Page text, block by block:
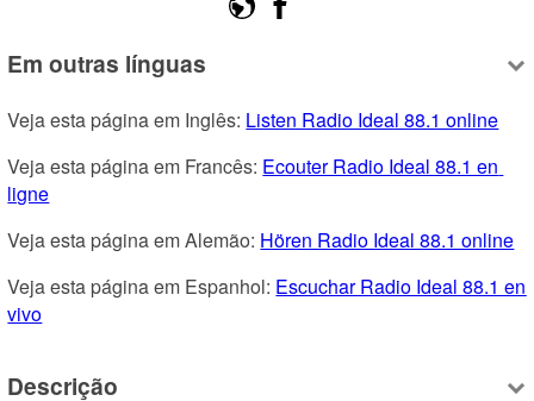
Em outras línguas
Veja esta página em Inglês: Listen Radio Ideal 88.1 online
Veja esta página em Francês: Ecouter Radio Ideal 88.1 en
ligne
Veja esta página em Alemão: Hören Radio Ideal 88.1 online
Veja esta página em Espanhol: Escuchar Radio Ideal 88.1 en
vivo
Descrição